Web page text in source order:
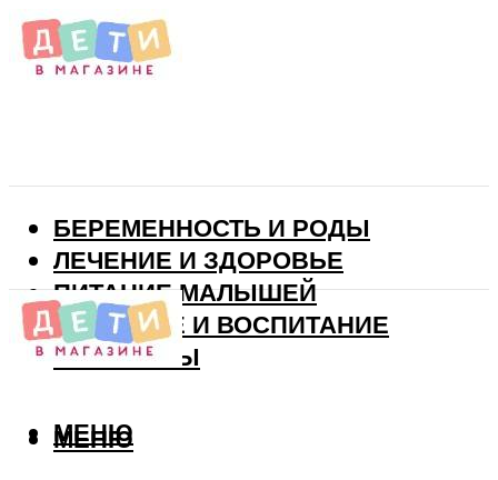
БЕРЕМЕННОСТЬ И РОДЫ
ЛЕЧЕНИЕ И ЗДОРОВЬЕ
ПИТАНИЕ МАЛЫШЕЙ
РАЗВИТИЕ И ВОСПИТАНИЕ
ВИТАМИНЫ
МЕНЮ
МЕНЮ